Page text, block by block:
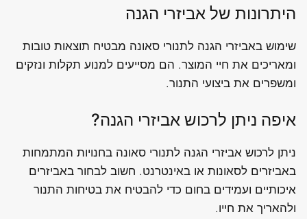
היתרונות של אביזרי הגנה
שימוש באביזרי הגנה לתנורי סאונה מבטיח תוצאות טובות
ומאריכים את חיי המוצר. הם מסייעים למנוע תקלות ונזקים
ומשפרים את ביצועי התנור.
איפה ניתן לרכוש אביזרי הגנה?
ניתן לרכוש אביזרי הגנה לתנורי סאונה בחנויות המתמחות
באביזרים לסאונות או באינטרנט. חשוב לבחור באביזרים
איכותיים ועמידים בחום כדי להבטיח את בטיחות התנור
ולהאריך את חייו.